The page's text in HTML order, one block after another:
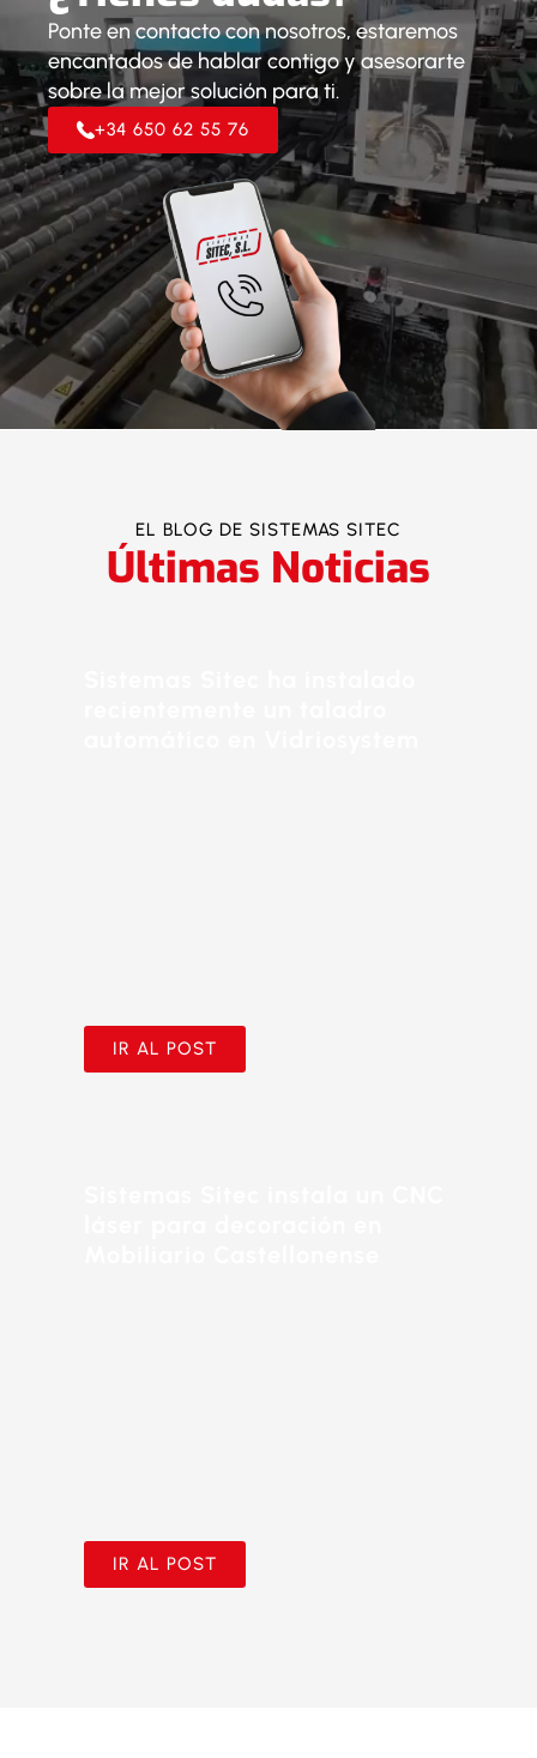
Ponte en contacto con nosotros, estaremos
encantados de hablar contigo y asesorarte
sobre la mejor solución para ti.
+34 650 62 55 76
EL BLOG DE SISTEMAS SITEC
Últimas Noticias
IR AL POST
IR AL POST